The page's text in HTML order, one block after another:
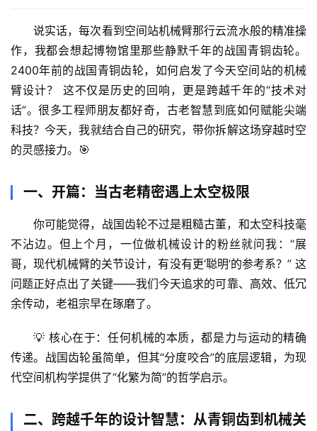
说实话，每次看到空间站机械臂那行云流水般的精准操
作，我都会想起博物馆里那些静默千年的战国青铜齿轮。
2400年前的战国青铜齿轮，如何启发了今天空间站的机械
臂设计？
这不仅是历史的回响，更是跨越千年的“技术对
话”。很多工程师朋友都好奇，古老智慧到底如何赋能尖端
科技？今天，我就结合自己的研究，带你拆解这场穿越时空
的灵感接力。🎯
一、开篇：当古老精密遇上太空极限
你可能觉得，战国齿轮不过是粗糙古董，和太空科技毫
不沾边。但上个月，一位做机械设计的粉丝就问我：“展
哥，现代机械臂的关节设计，有没有更‘聪明’的参考系？” 这
问题正好点出了关键——我们今天追求的可靠、高效、低冗
余传动，老祖宗早在琢磨了。
💡 核心在于： 任何机械的本质，都是力与运动的精确
传递。战国齿轮虽简单，但其“分度咬合”的底层逻辑，为现
代空间机构学提供了“化繁为简”的哲学启示。
二、跨越千年的设计智慧：从青铜齿到机械关